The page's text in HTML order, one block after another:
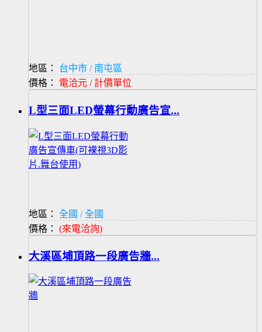
地區：
台中市 / 南屯區
價格： 電洽元 / 計價單位
L型三面LED螢幕行動廣告宣...
地區：
全國 / 全國
價格： (來電洽詢)
大溪區埔頂路一段廣告牆...